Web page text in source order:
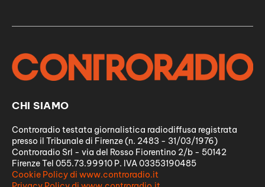
CHI SIAMO
Controradio testata giornalistica radiodiffusa registrata
presso il Tribunale di Firenze (n. 2483 - 31/03/1976)
Controradio Srl - via del Rosso Fiorentino 2/b - 50142
Firenze Tel 055.73.99910 P. IVA 03353190485
Cookie Policy di www.controradio.it